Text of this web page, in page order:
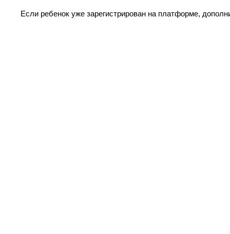
Если ребенок уже зарегистрирован на платформе,